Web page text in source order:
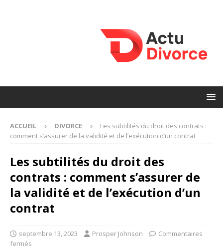
ACCUEIL DIVORCE
Les subtilités du droit des contrats :
comment s’assurer de la validité et de l’exécution d’un contrat
Les subtilités du droit des
contrats : comment s’assurer de
la validité et de l’exécution d’un
contrat
septembre 13, 2023 Prosper Johnson
Commentaires
fermés